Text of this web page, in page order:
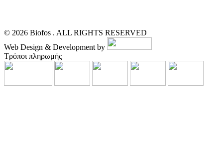
© 2026 Biofos . ALL RIGHTS RESERVED
Web Design & Development by
Τρόποι πληρωμής